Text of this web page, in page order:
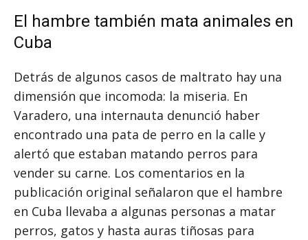
El hambre también mata animales en
Cuba
Detrás de algunos casos de maltrato hay una
dimensión que incomoda: la miseria. En
Varadero, una internauta denunció haber
encontrado una pata de perro en la calle y
alertó que estaban matando perros para
vender su carne. Los comentarios en la
publicación original señalaron que el hambre
en Cuba llevaba a algunas personas a matar
perros, gatos y hasta auras tiñosas para